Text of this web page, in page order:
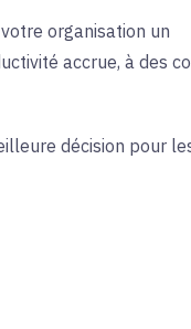
organisation un
accrue, à des
décision pour